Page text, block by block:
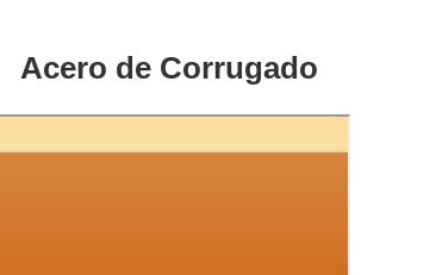
Acero de Corrugado